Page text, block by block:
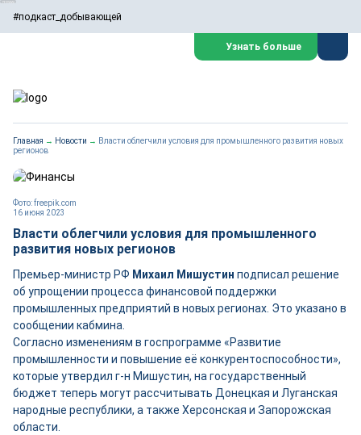
#подкаст_добывающей
Узнать больше
Главная → Новости → Власти облегчили условия для промышленного развития новых
регионов
16 июня 2023
Фото: freepik.com
Власти облегчили условия для промышленного
развития новых регионов
Премьер-министр РФ Михаил Мишустин подписал решение
об упрощении процесса финансовой поддержки
промышленных предприятий в новых регионах. Это указано в
сообщении кабмина.
Согласно изменениям в госпрограмме «Развитие
промышленности и повышение её конкурентоспособности»,
которые утвердил г-н Мишустин, на государственный
бюджет теперь могут рассчитывать Донецкая и Луганская
народные республики, а также Херсонская и Запорожская
области.